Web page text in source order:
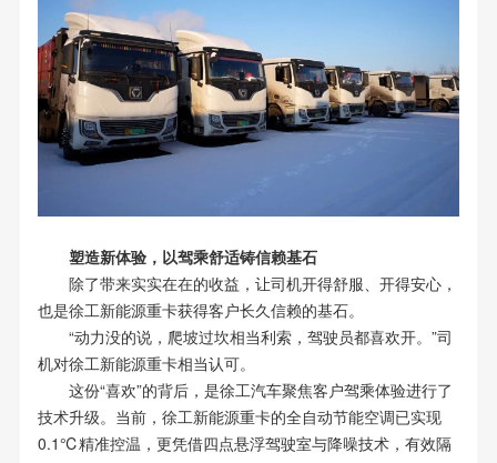
塑造新体验，以驾乘舒适铸信赖基石
除了带来实实在在的收益，让司机开得舒服、开得安心，
也是徐工新能源重卡获得客户长久信赖的基石。
“动力没的说，爬坡过坎相当利索，驾驶员都喜欢开。”司
机对徐工新能源重卡相当认可。
这份“喜欢”的背后，是徐工汽车聚焦客户驾乘体验进行了
技术升级。当前，徐工新能源重卡的全自动节能空调已实现
0.1℃精准控温，更凭借四点悬浮驾驶室与降噪技术，有效隔